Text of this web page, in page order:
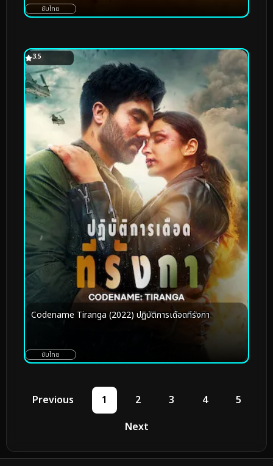
ซับไทย
3.5
Codename Tiranga (2022) ปฏิบัติการเดือดทีรังกา
ซับไทย
Previous 1 2 3 4
5
Next